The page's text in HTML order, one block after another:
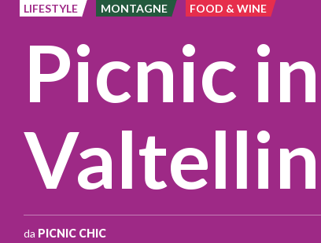
LIFESTYLE MONTAGNE FOOD & WINE
Picnic
da PICNIC CHIC